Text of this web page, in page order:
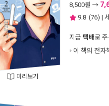
미리보기
8,500원 →
9.8 (76) |
지금 택배로
이 책의 전자